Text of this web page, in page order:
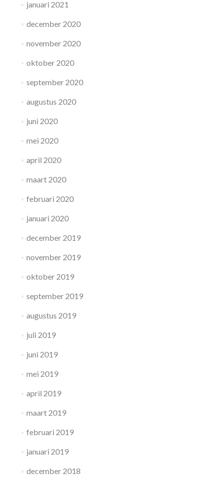
januari 2021
december 2020
november 2020
oktober 2020
september 2020
augustus 2020
juni 2020
mei 2020
april 2020
maart 2020
februari 2020
januari 2020
december 2019
november 2019
oktober 2019
september 2019
augustus 2019
juli 2019
juni 2019
mei 2019
april 2019
maart 2019
februari 2019
januari 2019
december 2018